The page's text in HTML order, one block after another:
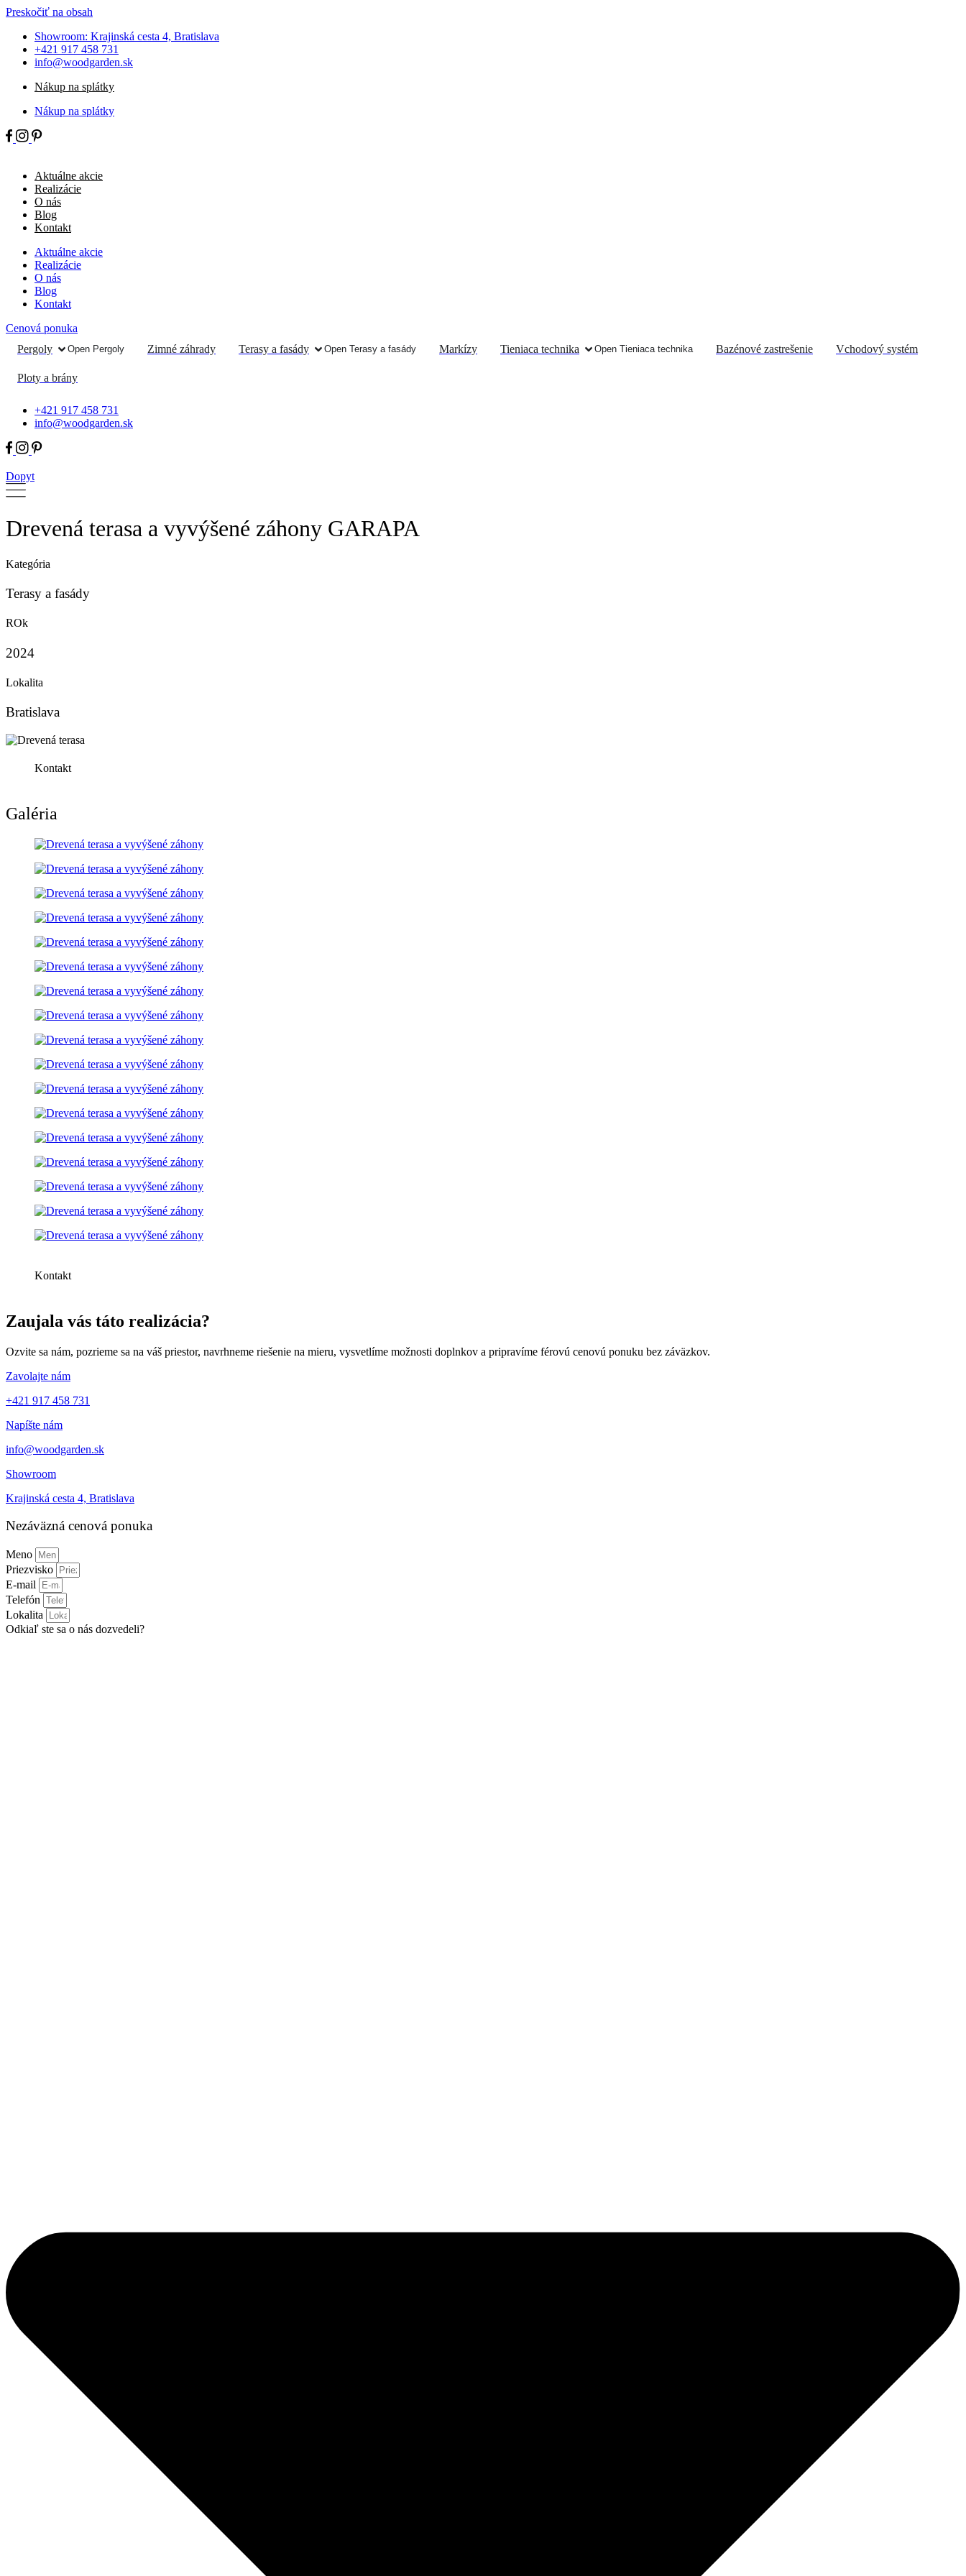
Preskočiť na obsah
Showroom: Krajinská cesta 4, Bratislava
+421 917 458 731
info@woodgarden.sk
Nákup na splátky
Nákup na splátky
Aktuálne akcie
Realizácie
O nás
Blog
Kontakt
Aktuálne akcie
Realizácie
O nás
Blog
Kontakt
Cenová ponuka
Pergoly
Open Pergoly Zimné záhrady Terasy a fasády Open Terasy a fasády Markízy Tieniaca technika Open Tieniaca technika Bazénové zastrešenie Vchodový systém
Ploty a brány
+421 917 458 731
info@woodgarden.sk
Dopyt
Drevená terasa a vyvýšené záhony GARAPA
Kategória
Terasy a fasády
ROk
2024
Lokalita
Bratislava
Kontakt
Galéria
Kontakt
Zaujala vás táto realizácia?
Ozvite sa nám, pozrieme sa na váš priestor, navrhneme riešenie na mieru, vysvetlíme možnosti doplnkov a pripravíme férovú cenovú ponuku bez záväzkov.
Zavolajte nám
+421 917 458 731
Napíšte nám
info@woodgarden.sk
Showroom
Krajinská cesta 4, Bratislava
Nezáväzná cenová ponuka
Meno
Priezvisko
E-mail
Telefón
Lokalita
Odkiaľ ste sa o nás dozvedeli?